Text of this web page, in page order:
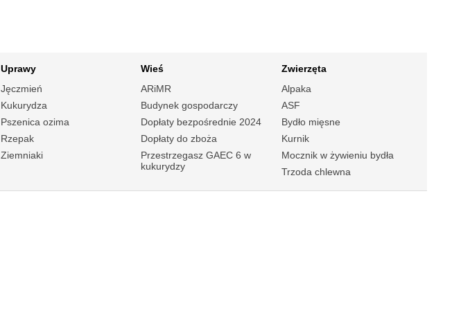
Uprawy
Jęczmień
Kukurydza
Pszenica ozima
Rzepak
Ziemniaki
Wieś
ARiMR
Budynek gospodarczy
Dopłaty bezpośrednie 2024
Dopłaty do zboża
Przestrzegasz GAEC 6 w
kukurydzy
Zwierzęta
Alpaka
ASF
Bydło mięsne
Kurnik
Mocznik w żywieniu bydła
Trzoda chlewna